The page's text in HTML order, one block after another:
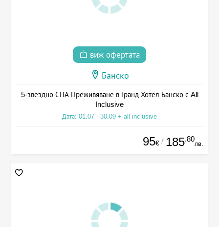
виж офертата
Банско
5-звездно СПА Преживяване в Гранд Хотел Банско с All
Inclusive
Дата: 01.07 - 30.09 + all inclusive
95€ / 185.80
лв.